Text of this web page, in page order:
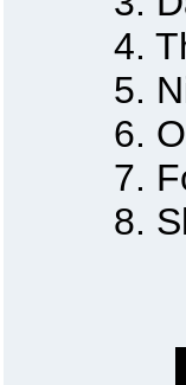
4.
5.
6.
7.
8.